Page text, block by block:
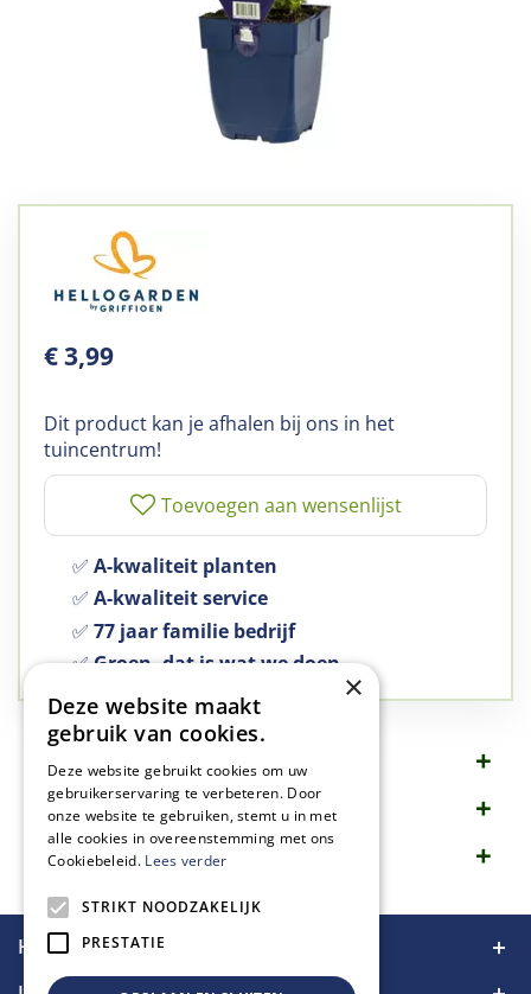
€3,99
Dit product kan je afhalen bij ons in het
tuincentrum!
✅ A-kwaliteit planten
✅ A-kwaliteit service
✅ 77 jaar familie bedrijf
✅Groen, dat is wat we doen
Omschrijving
Specificaties
Merk
Handige links
×
Deze website maakt
gebruik van cookies.
Deze website gebruikt cookies om uw
gebruikerservaring te verbeteren. Door
onze website te gebruiken, stemt u in met
alle cookies in overeenstemming met ons
Cookiebeleid. Lees verder
STRIKT NOODZAKELIJK
PRESTATIE